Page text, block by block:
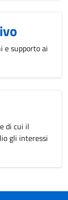
e supporto ai
di cui il
gli interessi